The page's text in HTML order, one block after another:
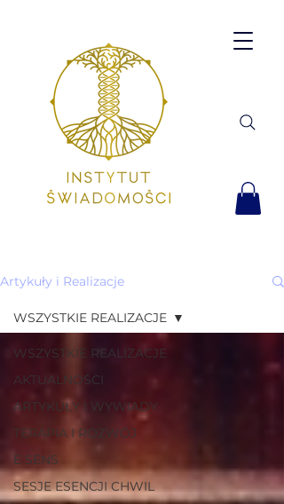
Artykuły i Realizacje
WSZYSTKIE REALIZACJE
AKTUALNOŚCI
ARTYKUŁY I WYWIADY
TERAPIA I ROZWÓJ
E SENS
SESJE ESENCJI CHWIL
WSZYSTKIE REALIZACJE